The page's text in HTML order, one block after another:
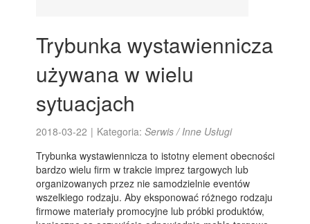
Trybunka wystawiennicza
używana w wielu
sytuacjach
2018-03-22 | Kategoria:Serwis / Inne Usługi
Trybunka wystawiennicza to istotny element obecności
bardzo wielu firm w trakcie imprez targowych lub
organizowanych przez nie samodzielnie eventów
wszelkiego rodzaju. Aby eksponować różnego rodzaju
firmowe materiały promocyjne lub próbki produktów,